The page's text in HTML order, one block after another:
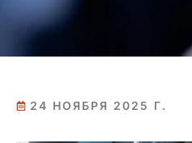
24 НОЯБРЯ 2025 Г.